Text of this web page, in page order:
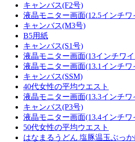
キャンバス(F2号)
液晶モニター画面(12.5インチワ
キャンバス(M3号)
B5用紙
キャンバス(S1号)
液晶モニター画面(13インチワ
液晶モニター画面(13.1インチワ
キャンバス(SSM)
40代女性の平均ウエスト
液晶モニター画面(13.3インチワ
キャンバス(P3号)
液晶モニター画面(13.4インチワ
50代女性の平均ウエスト
はなまるうどん 塩豚温玉ぶっか